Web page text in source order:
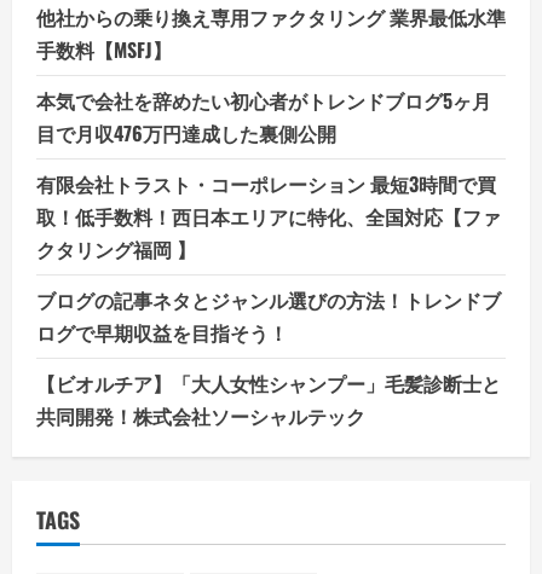
他社からの乗り換え専用ファクタリング 業界最低水準
手数料【MSFJ】
本気で会社を辞めたい初心者がトレンドブログ5ヶ月
目で月収476万円達成した裏側公開
有限会社トラスト・コーポレーション 最短3時間で買
取！低手数料！西日本エリアに特化、全国対応【ファ
クタリング福岡 】
ブログの記事ネタとジャンル選びの方法！トレンドブ
ログで早期収益を目指そう！
【ビオルチア】「大人女性シャンプー」毛髪診断士と
共同開発！株式会社ソーシャルテック
TAGS